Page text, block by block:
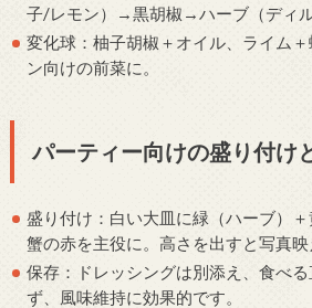
子/レモン）→黒胡椒→ハーブ（ディル
変化球：柚子胡椒＋オイル、ライム
ン向けの前菜に。
パーティー向けの盛り付け
盛り付け：白い大皿に緑（ハーブ）＋
蟹の赤を主役に。高さを出すと写真映
保存：ドレッシングは別添え、食べ
ず、風味維持に効果的です。